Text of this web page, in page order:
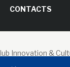
CONTACTS
Innovation &
Sinapses Conseils